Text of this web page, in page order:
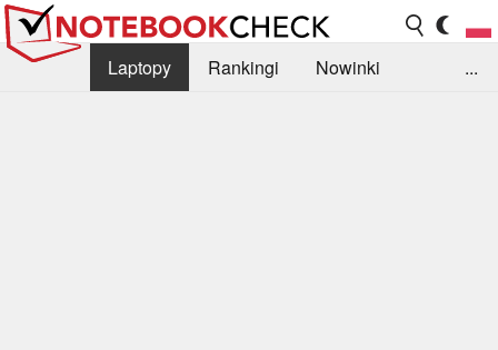
Laptopy Rankingi
Nowinki
...